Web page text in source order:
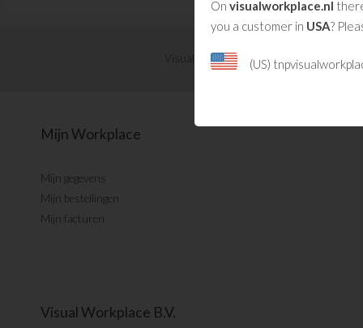
Visual Management updates ontvangen?
Mijn Workplace
Mijn gegevens
Mijn bestellingen
Mijn facturen
Visual Workplace B.V.
On visualworkplace.nl
you a customer in USA?
(US)